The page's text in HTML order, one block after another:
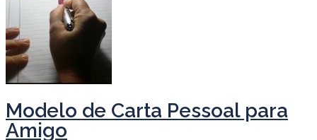
Modelo de Carta Pessoal para
Amigo